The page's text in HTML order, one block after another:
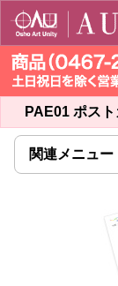
PAE01 ポス
関連メニュー